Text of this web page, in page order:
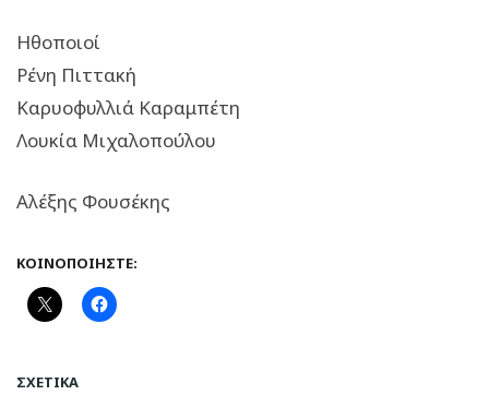
Ηθοποιοί
Ρένη Πιττακή
Καρυοφυλλιά Καραμπέτη
Λουκία Μιχαλοπούλου
Αλέξης Φουσέκης
ΚΟΙΝΟΠΟΙΉΣΤΕ:
ΣΧΕΤΙΚΆ